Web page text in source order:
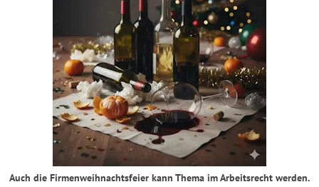
Auch die Firmenweihnachtsfeier kann Thema im Arbeitsrecht werden.